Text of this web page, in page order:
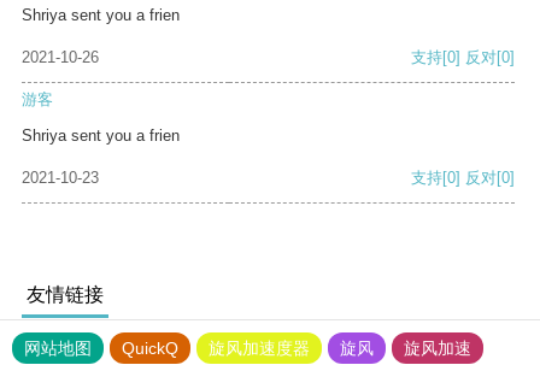
Shriya sent you a frien
2021-10-26 支持[0] 反对[0]
游客
Shriya sent you a frien
2021-10-23 支持[0] 反对[0]
友情链接
网站地图 QuickQ 旋风加速度器 旋风
旋风加速